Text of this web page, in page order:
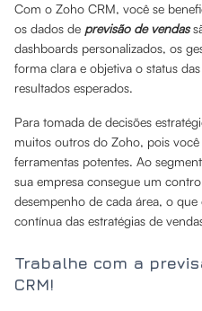
Com o Zoho CRM, você se
os dados de previsão de vendas
dashboards personalizados, os
forma clara e objetiva o status
resultados esperados.
Para tomada de decisões
muitos outros do Zoho, pois
ferramentas potentes. Ao
sua empresa consegue um
desempenho de cada área, o
contínua das estratégias de
Trabalhe com a
CRM!